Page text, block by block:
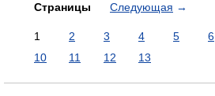
Страницы Следующая →
1 2 3 4 5 6
10
11 12 13